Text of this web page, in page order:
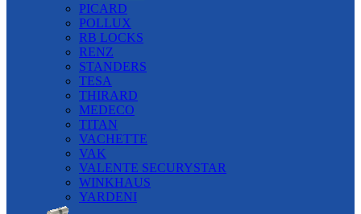
PICARD
POLLUX
RB LOCKS
RENZ
STANDERS
TESA
THIRARD
MEDECO
TITAN
VACHETTE
VAK
VALENTE SECURYSTAR
WINKHAUS
YARDENI